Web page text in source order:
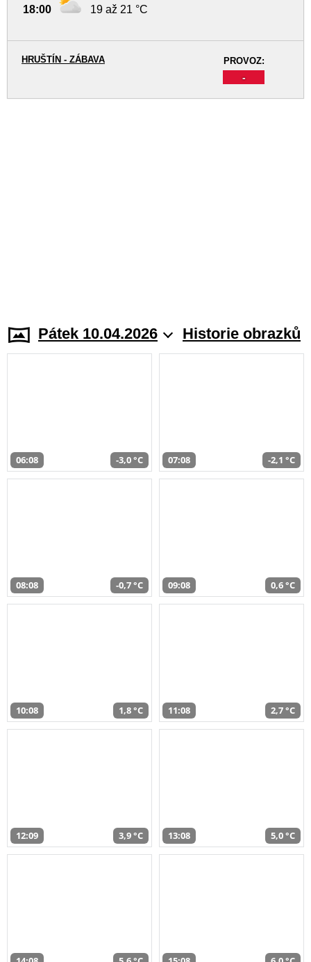
18:00 19 až 21 °C
PROVOZ:
-
HRUŠTÍN - ZÁBAVA
Pátek 10.04.2026 Historie obrazků
06:08 -3,0 °C 07:08 -2,1 °C
08:08 -0,7 °C 09:08 0,6 °C
10:08 1,8 °C 11:08 2,7 °C
12:09 3,9 °C 13:08 5,0 °C